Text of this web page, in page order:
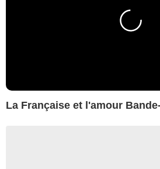
La Française et l'amour